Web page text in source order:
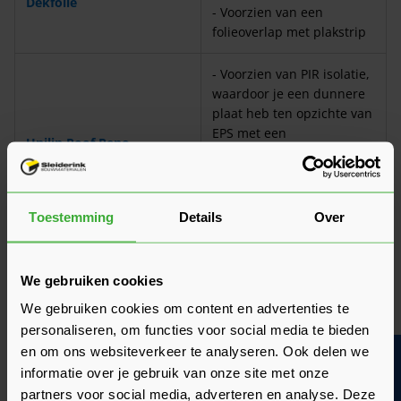
Toestemming Details Over
We gebruiken cookies
We gebruiken cookies om content en advertenties te
personaliseren, om functies voor social media te bieden
en om ons websiteverkeer te analyseren. Ook delen we
informatie over je gebruik van onze site met onze
partners voor social media, adverteren en analyse. Deze
- Voorzien van een
folieoverlap met plakstrip
Unilin Roof Reno
- Voorzien van PIR isolatie,
waardoor je een dunnere
plaat heb ten opzichte van
EPS met een
gelijkwaardige Rc-waarde
- Speciaal ontworpen voor
na-isolatie van bestaand
dakbeschot
Unilin Roof Reno Flex
waardoor je een dunnere
plaat heb ten opzichte van
EPS met een
gelijkwaardige Rc-waarde